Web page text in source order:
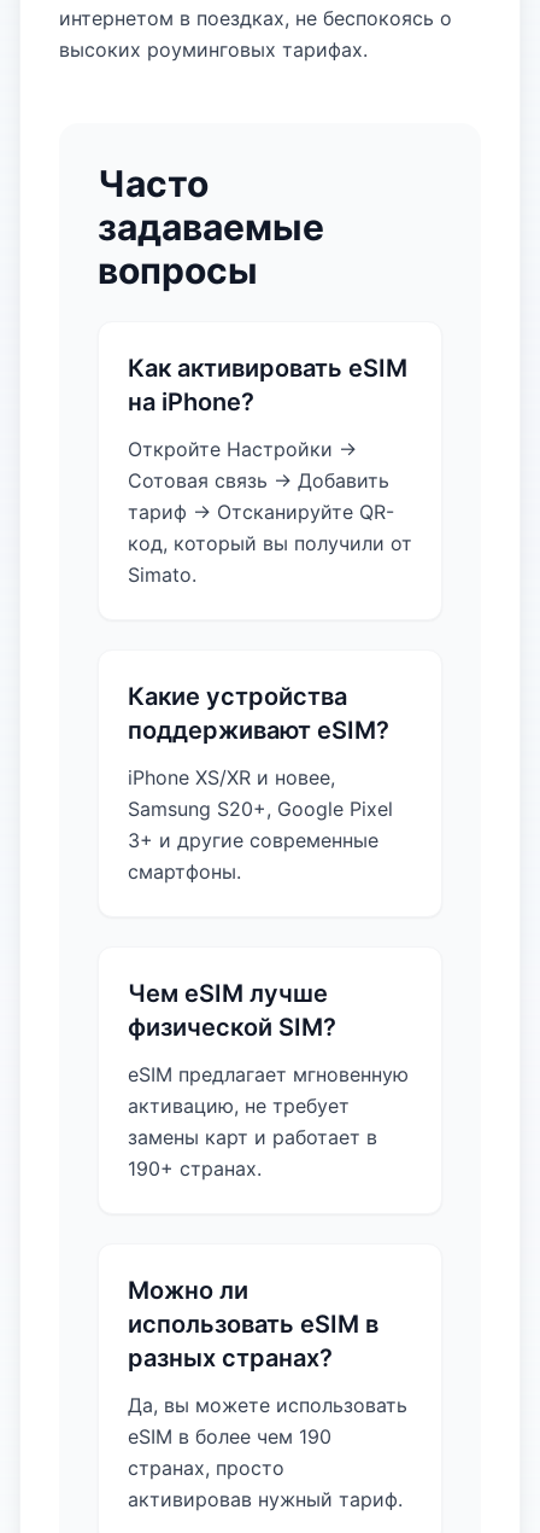
интернетом в поездках, не беспокоясь о
высоких роуминговых тарифах.
Часто
задаваемые
вопросы
Как активировать eSIM
на iPhone?
Откройте Настройки →
Сотовая связь → Добавить
тариф → Отсканируйте QR-
код, который вы получили от
Simato.
Какие устройства
поддерживают eSIM?
iPhone XS/XR и новее,
Samsung S20+, Google Pixel
3+ и другие современные
смартфоны.
Чем eSIM лучше
физической SIM?
eSIM предлагает мгновенную
активацию, не требует
замены карт и работает в
190+ странах.
Можно ли
использовать eSIM в
разных странах?
Да, вы можете использовать
eSIM в более чем 190
странах, просто
активировав нужный тариф.